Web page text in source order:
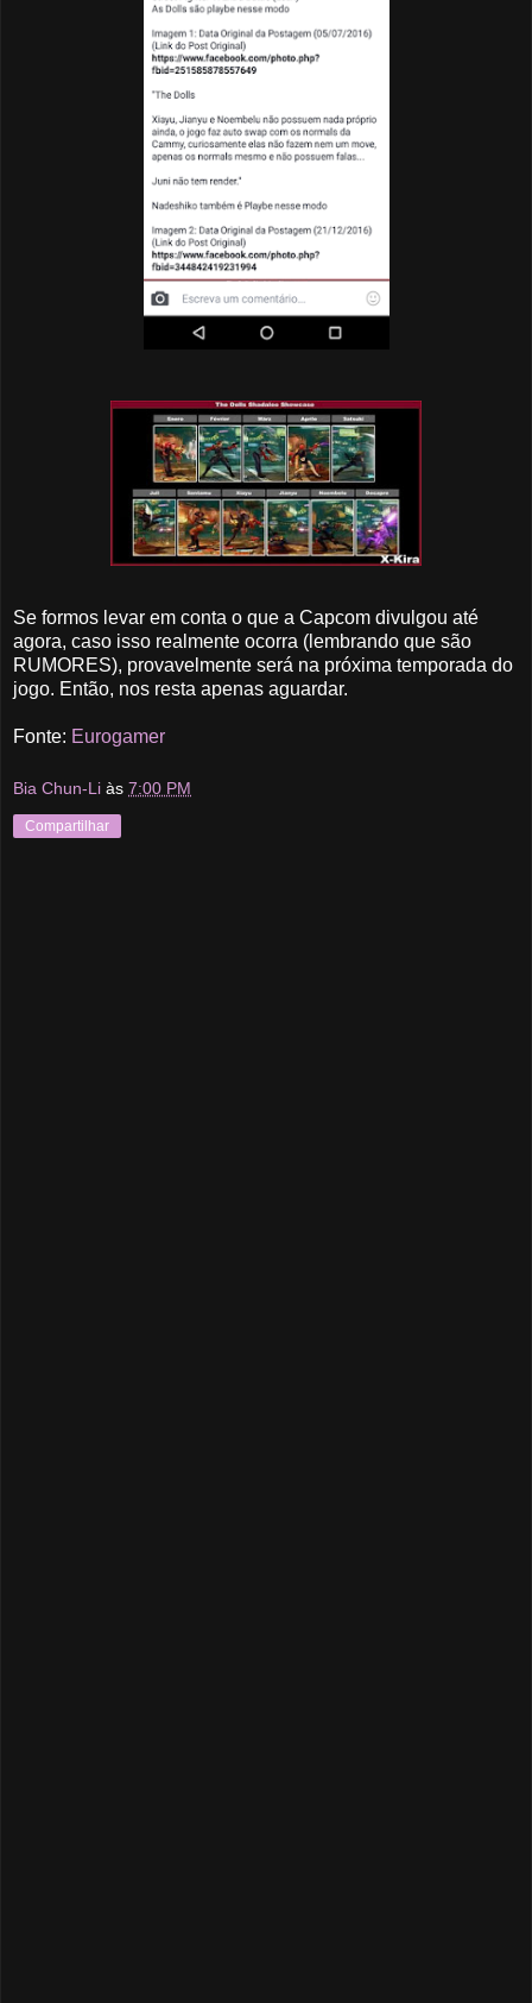
Se formos levar em conta o que a Capcom divulgou até
agora, caso isso realmente ocorra (lembrando que são
RUMORES), provavelmente será na próxima temporada do
jogo. Então, nos resta apenas aguardar.
Fonte: Eurogamer
Bia Chun-Li às 7:00 PM
Compartilhar